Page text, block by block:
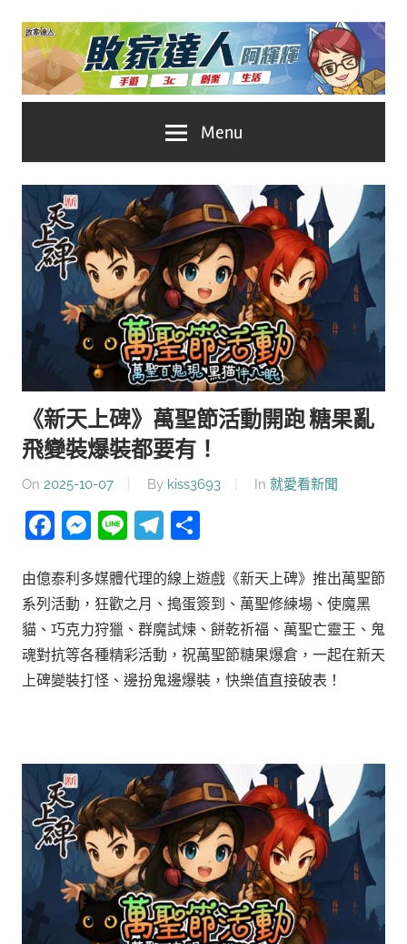
Skip
content
家
達
人
推
No.1
遊
科
技
媒
體。
Menu
《新天上碑》萬聖節活動開跑 糖果亂
飛變裝爆裝都要有！
On 2025-10-07 By kiss3693 In 就愛看新聞
Facebook
Messenger
LineTelegram
由億泰利多媒體代理的線上遊戲《新天上碑》推出萬聖節
系列活動，狂歡之月、搗蛋簽到、萬聖修練場、使魔黑
貓、巧克力狩獵、群魔試煉、餅乾祈福、萬聖亡靈王、鬼
魂對抗等各種精彩活動，祝萬聖節糖果爆倉，一起在新天
上碑變裝打怪、邊扮鬼邊爆裝，快樂值直接破表！